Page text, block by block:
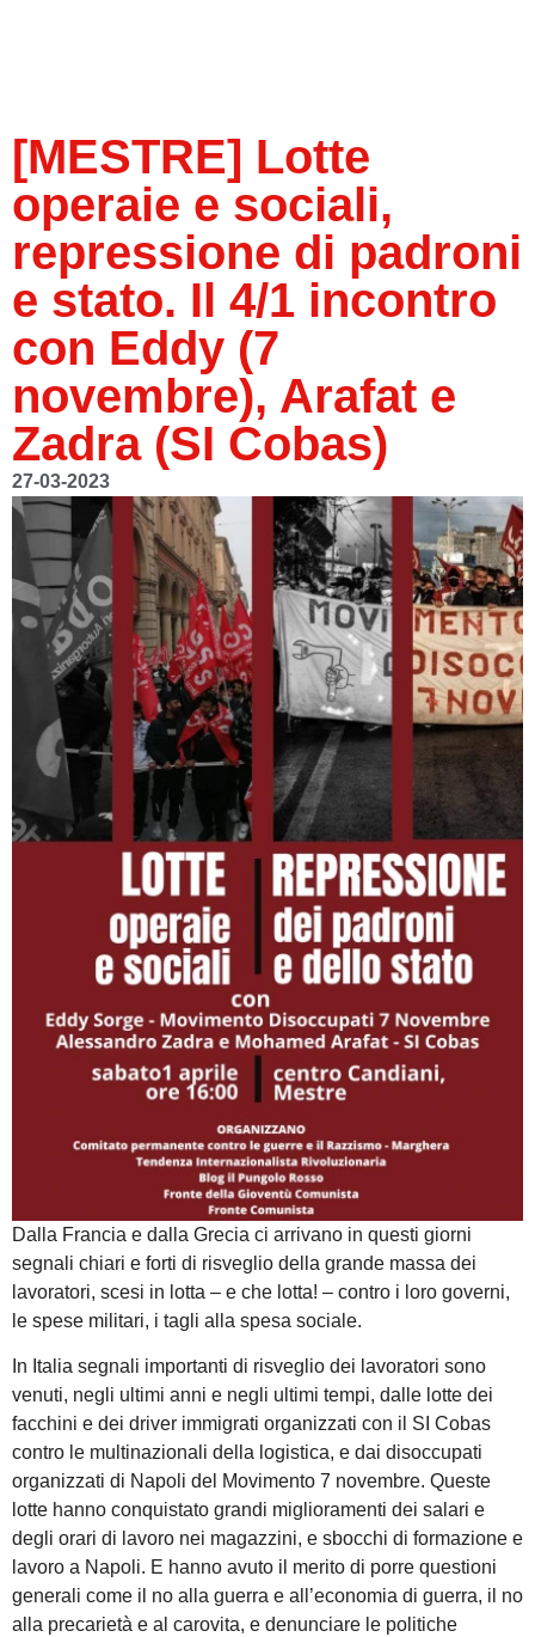
[MESTRE] Lotte
operaie e sociali,
repressione di padroni
e stato. Il 4/1 incontro
con Eddy (7
novembre), Arafat e
Zadra (SI Cobas)
27-03-2023
Dalla Francia e dalla Grecia ci arrivano in questi giorni
segnali chiari e forti di risveglio della grande massa dei
lavoratori, scesi in lotta – e che lotta! – contro i loro governi,
le spese militari, i tagli alla spesa sociale.
In Italia segnali importanti di risveglio dei lavoratori sono
venuti, negli ultimi anni e negli ultimi tempi, dalle lotte dei
facchini e dei driver immigrati organizzati con il SI Cobas
contro le multinazionali della logistica, e dai disoccupati
organizzati di Napoli del Movimento 7 novembre. Queste
lotte hanno conquistato grandi miglioramenti dei salari e
degli orari di lavoro nei magazzini, e sbocchi di formazione e
lavoro a Napoli. E hanno avuto il merito di porre questioni
generali come il no alla guerra e all’economia di guerra, il no
alla precarietà e al carovita, e denunciare le politiche